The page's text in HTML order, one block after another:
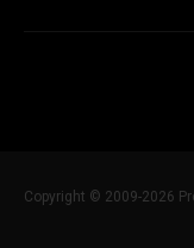
Copyright © 2009-2026